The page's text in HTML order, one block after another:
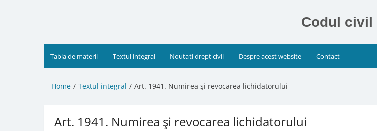
Codul civil
Tabla de materii Textul integral Noutati drept civil Despre acest website Contact
Home Textul integral Art. 1941. Numirea şi revocarea lichidatorului
Art. 1941. Numirea şi revocarea lichidatorului